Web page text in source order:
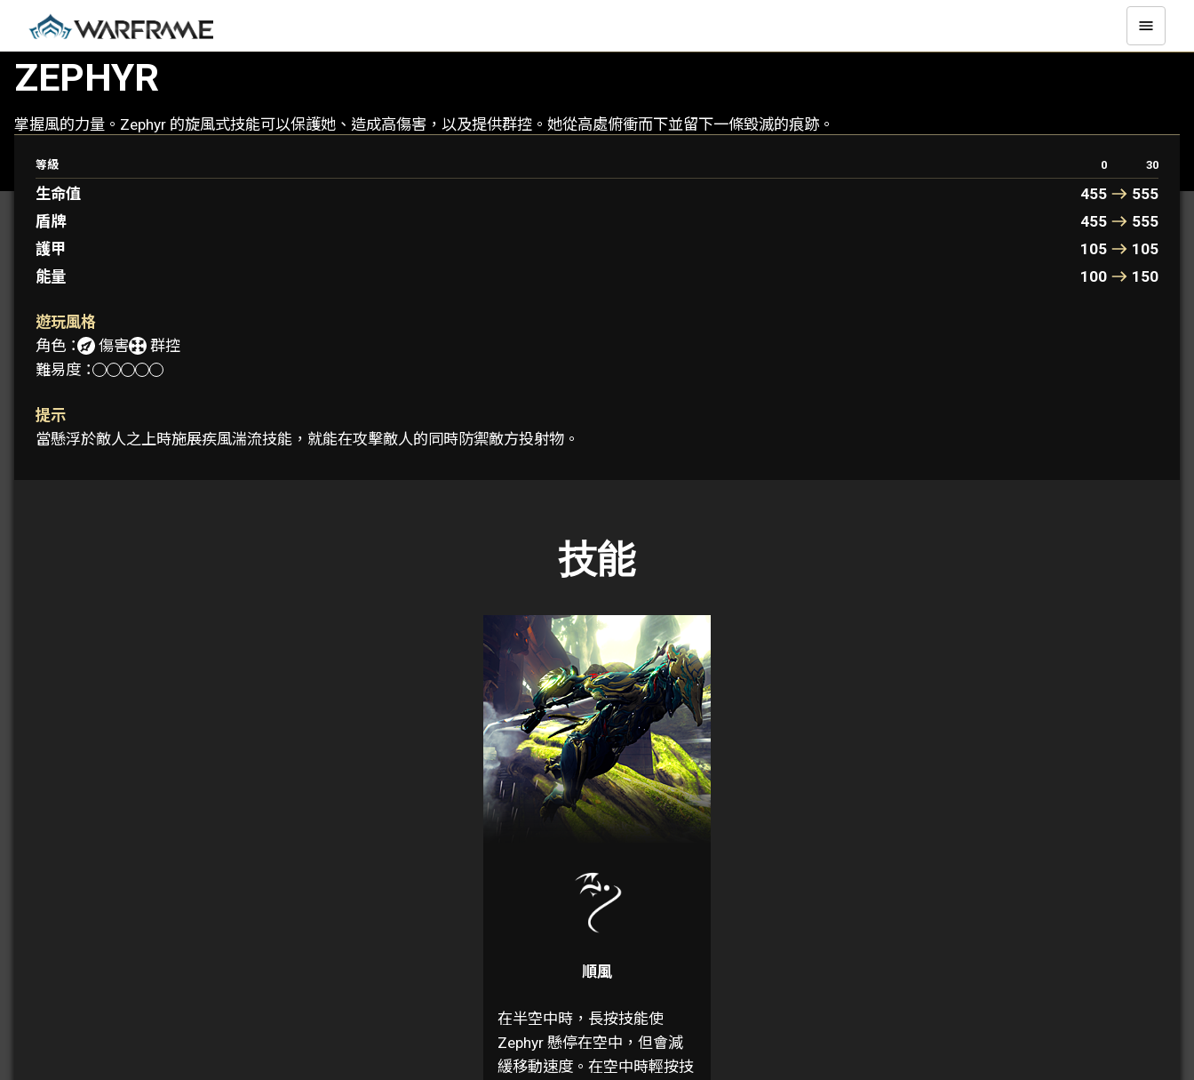
ZEPHYR
掌握風的力量。Zephyr 的旋風式技能可以保護她、造成高傷害，以及提供群控。她從高處俯衝而下並留下一條毀滅的痕跡。
等級 0 30
生命值 455
555
盾牌
455
555
護甲
105
105
能量
100 150
遊玩風格
角色：
傷害
群控
難易度：
提示
當懸浮於敵人之上時施展疾風湍流技能，就能在攻擊敵人的同時防禦敵方投射物。
技能
順風
在半空中時，長按技能使
Zephyr 懸停在空中，但會減
緩移動速度。在空中時輕按技